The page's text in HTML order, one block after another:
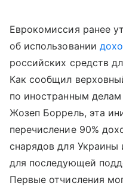
Еврокомиссия ранее
об использовании
российских средств
Как сообщил
по иностранным делам
Жозеп Боррель, эта
перечисление 90%
снарядов для
для последующей
Первые отчисления